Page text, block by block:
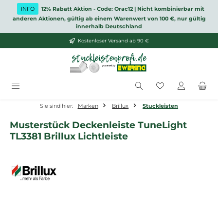
Zum Hauptinhalt springen
INFO
12% Rabatt Aktion - Code: Orac12 | Nicht kombinierbar mit
anderen Aktionen, gültig ab einem Warenwert von 100 €, nur gültig
innerhalb Deutschland
Kostenloser Versand ab 90 €
Du hast 0
Sie sind hier: Marken Brillux Stuckleisten
Musterstück Deckenleiste TuneLight
TL3381 Brillux Lichtleiste